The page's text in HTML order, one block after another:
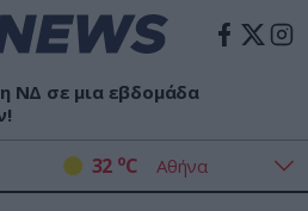
ΝΔ σε μια εβδομάδα
32 oC